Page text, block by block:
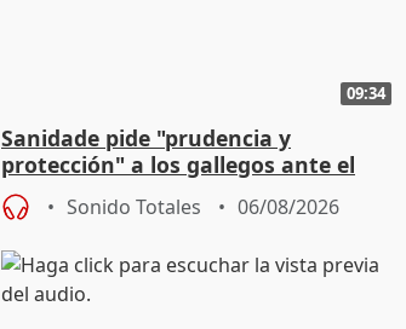
09:34
Sanidade pide "prudencia y
protección" a los gallegos ante el
eclipse del 12 de agosto
Sonido Totales 06/08/2026